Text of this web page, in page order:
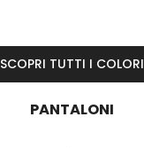
SCOPRI TUTTI I COLORI
PANTALONI